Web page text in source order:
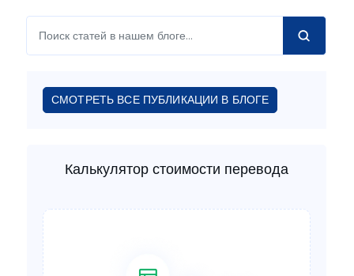
СМОТРЕТЬ ВСЕ ПУБЛИКАЦИИ В БЛОГЕ
Калькулятор стоимости перевода